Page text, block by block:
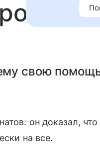
свою
он доказал,
на все.